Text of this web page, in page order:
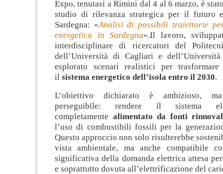
Expo, tenutasi a Rimini dal 4 al 6 marzo, è
studio di rilevanza strategica per il futuro
Sardegna: «Analisi di possibili traiettorie
energetica in Sardegna».Il lavoro,
interdisciplinare di ricercatori del
dell’Università di Cagliari e
esplorato scenari realistici per trasformare
il sistema energetico dell’isola entro il 2030.
L’obiettivo dichiarato è ambizioso, ma
perseguibile: rendere il sistema
completamente alimentato da fonti
l’uso di combustibili fossili per la
Questo approccio non solo risulterebbe
vista ambientale, ma anche compatibile
significativa della domanda elettrica attesa
e soprattutto dovuta all’elettrificazione del